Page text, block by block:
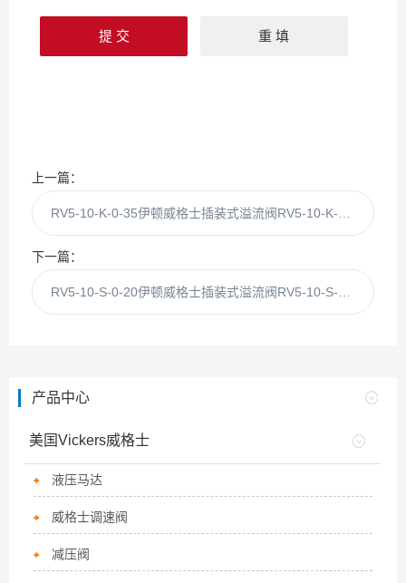
上一篇：
下一篇：
产品中心
美国Vickers威格士
液压马达
威格士调速阀
减压阀